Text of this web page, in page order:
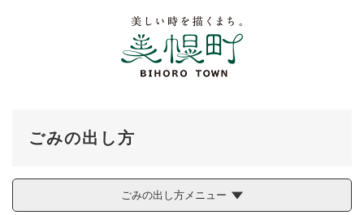
ごみの出し方
ごみの出し方メニュー